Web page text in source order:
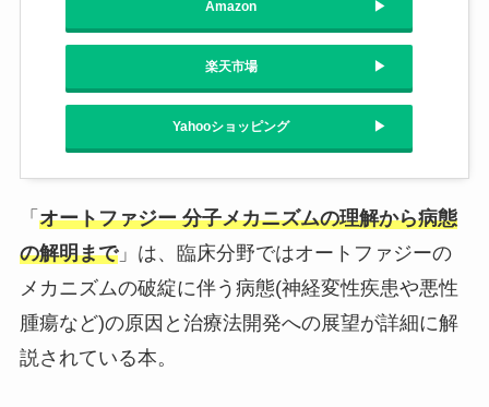
Amazon
楽天市場
Yahooショッピング
「 オートファジー 分子メカニズムの理解から病態
の解明まで」は、臨床分野ではオートファジーの
メカニズムの破綻に伴う病態(神経変性疾患や悪性
腫瘍など)の原因と治療法開発への展望が詳細に解
説されている本。